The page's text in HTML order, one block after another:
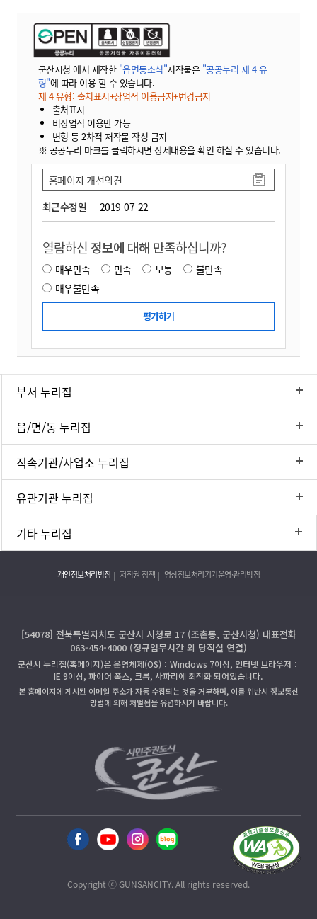
군산시청 에서 제작한 "읍면동소식"저작물은 "공공누리 제 4 유
형"에 따라 이용 할 수 있습니다.
제 4 유형: 출처표시+상업적 이용금지+변경금지
출처표시
비상업적 이용만 가능
변형 등 2차적 저작물 작성 금지
※ 공공누리 마크를 클릭하시면 상세내용을 확인 하실 수 있습니다.
최근수정일 2019-07-22
홈페이지 개선의견
열람하신 정보에 대해 만족하십니까?
매우만족 만족 보통
불만족
매우불만족
부서 누리집
읍/면/동 누리집
직속기관/사업소 누리집
유관기관 누리집
기타 누리집
개인정보처리방침 저작권 정책 영상정보처리기기운영·관리방침
[54078] 전북특별자치도 군산시 시청로 17 (조촌동, 군산시청) 대표전화
063-454-4000 (정규업무시간 외 당직실 연결)
군산시 누리집(홈페이지)은 운영체제(OS)：Windows 7이상, 인터넷 브라우저：
IE 9이상, 파이어 폭스, 크롬, 사파리에 최적화 되어있습니다.
본 홈페이지에 게시된 이메일 주소가 자동 수집되는 것을 거부하며, 이를 위반시 정보통신
망법에 의해 처벌됨을 유념하시기 바랍니다.
Copyright ⓒ GUNSANCITY. All rights reserved.